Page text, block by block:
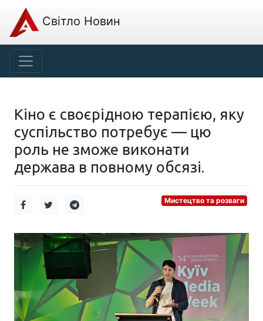
Світло Новин
Кіно є своєрідною терапією, яку
суспільство потребує — цю
роль не зможе виконати
держава в повному обсязі.
Мистецтво та розваги